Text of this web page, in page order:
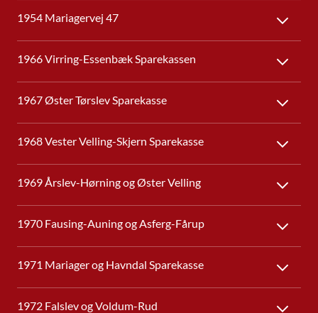
1954 Mariagervej 47
1966 Virring-Essenbæk Sparekassen
1967 Øster Tørslev Sparekasse
1968 Vester Velling-Skjern Sparekasse
1969 Årslev-Hørning og Øster Velling
1970 Fausing-Auning og Asferg-Fårup
1971 Mariager og Havndal Sparekasse
1972 Falslev og Voldum-Rud